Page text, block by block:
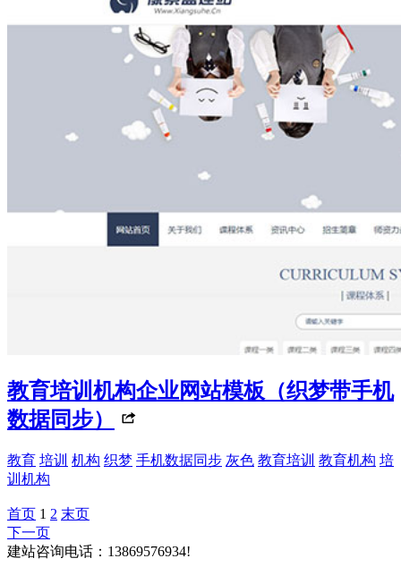
教育培训机构企业网站模板（织梦带手机
数据同步）
教育 培训 机构 织梦 手机数据同步 灰色 教育培训 教育机构 培
训机构
首页 1 2 末页
下一页
建站咨询电话：13869576934!